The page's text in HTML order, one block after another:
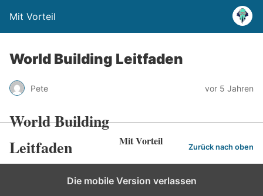
Mit Vorteil
World Building Leitfaden
Pete vor 5 Jahren
World Building
Leitfaden
Downloads
Mit Vorteil Zurück nach oben
Die mobile Version verlassen